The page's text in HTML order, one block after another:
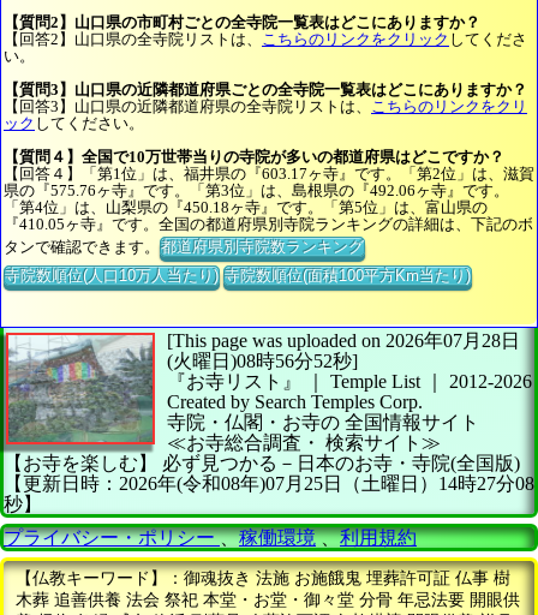
【質問2】山口県の市町村ごとの全寺院一覧表はどこにありますか？
【回答2】山口県の全寺院リストは、 こちらのリンクをクリック してくださ
い。
【質問3】山口県の近隣都道府県ごとの全寺院一覧表はどこにありますか？
【回答3】山口県の近隣都道府県の全寺院リストは、 こちらのリンクをクリ
ック してください。
【質問４】全国で10万世帯当りの寺院が多いの都道府県はどこですか？
【回答４】「第1位」は、福井県の『603.17ヶ寺』です。「第2位」は、滋賀
県の『575.76ヶ寺』です。「第3位」は、島根県の『492.06ヶ寺』です。
「第4位」は、山梨県の『450.18ヶ寺』です。「第5位」は、富山県の
『410.05ヶ寺』です。全国の都道府県別寺院ランキングの詳細は、下記のボ
タンで確認できます。都道府県別寺院数ランキング
寺院数順位(人口10万人当たり) 寺院数順位(面積100平方Km当たり)
[This page was uploaded on 2026年07月28日
(火曜日)08時56分52秒]
『お寺リスト』 ｜ Temple List
2012-2026
Created by Search Temples Corp.
寺院・仏閣・お寺の 全国情報サイト
≪お寺総合調査・ 検索サイト≫
【お寺を楽しむ】
必ず見つかる－日本のお寺・寺院(全国版)
【更新日時：2026年(令和08年)07月25日（土曜日）14時27分08
秒】
プライバシー・ポリシー、稼働環境、利用規約
【仏教キーワード】：御魂抜き 法施 お施餓鬼 埋葬許可証 仏事 樹
木葬 追善供養 法会 祭祀 本堂・お堂・御々堂 分骨 年忌法要 開眼供